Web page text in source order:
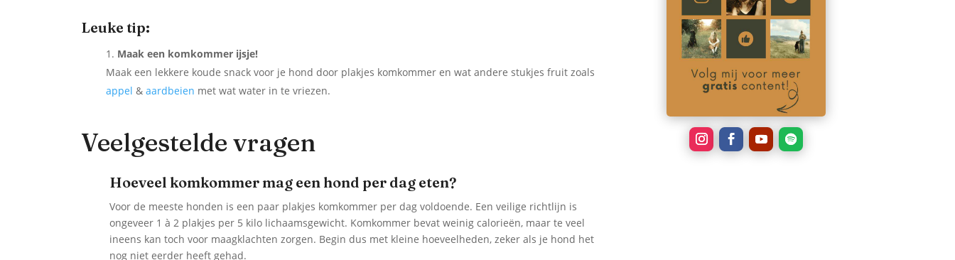
Leuke tip:
Maak een komkommer ijsje!
Maak een lekkere koude snack voor je hond door plakjes komkommer en wat andere stukjes fruit zoals
appel &aardbeien met wat water in te vriezen.
Veelgestelde vragen
Hoeveel komkommer mag een hond per dag eten?
Voor de meeste honden is een paar plakjes komkommer per dag voldoende. Een veilige richtlijn is
ongeveer 1 à 2 plakjes per 5 kilo lichaamsgewicht. Komkommer bevat weinig calorieën, maar te veel
ineens kan toch voor maagklachten zorgen. Begin dus met kleine hoeveelheden, zeker als je hond het
nog niet eerder heeft gehad.